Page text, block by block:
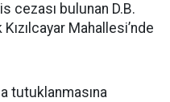
cezası bulunan D.B.
Mahallesi’nde
tutuklanmasına